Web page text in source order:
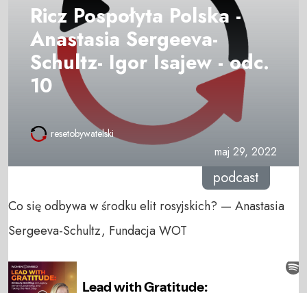
Ricz Pospołyta Polska -
Anastasia Sergeeva-
Schultz- Igor Isajew - odc.
10
resetobywatelski
maj 29, 2022
podcast
Co się odbywa w środku elit rosyjskich? — Anastasia
Sergeeva-Schultz, Fundacja WOT